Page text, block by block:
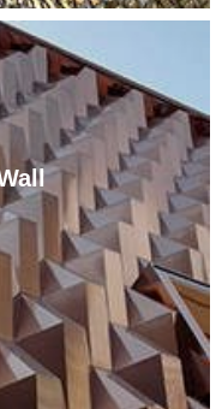
curtain wall is the
curtain wall.
support method
but once it